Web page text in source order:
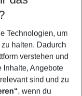
Technologien, um
halten. Dadurch
verstehen und
Inhalte, Angebote
sind und zu
, wenn du